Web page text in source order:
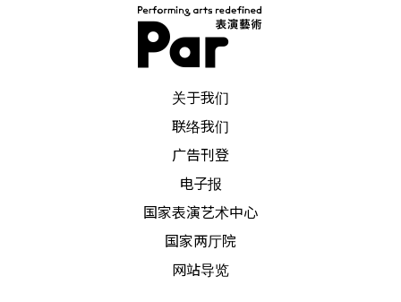
关于我们
联络我们
广告刊登
电子报
国家表演艺术中心
国家两厅院
网站导览